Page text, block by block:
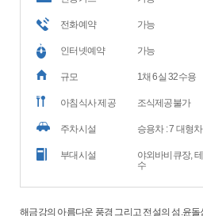
전화예약 가능
인터넷예약 가능
규모 1채 6실 32수용
아침식사 제공 조식제공불가
주차시설 승용차 : 7 대형
부대시설
야외바비큐장,
수
해금강의 아름다운 풍경 그리고 전설의 섬.윤